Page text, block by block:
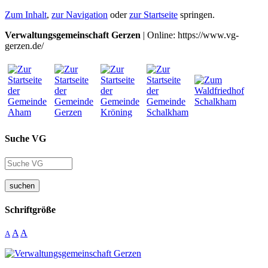
Zum Inhalt, zur Navigation oderzur Startseite springen.
Verwaltungsgemeinschaft Gerzen | Online: https://www.vg-
gerzen.de/
Suche VG
suchen
Schriftgröße
A A A